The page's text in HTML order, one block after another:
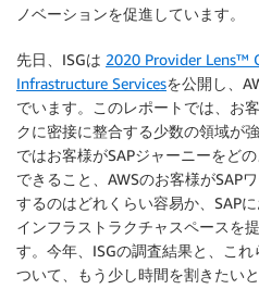
ノベーションを促進しています。
先日、ISGは 2020 Provider Lens™
Infrastructure Servicesを公開し、
でいます。このレポートでは、お
クに密接に整合する少数の領域が
ではお客様がSAPジャーニーをど
できること、AWSのお客様がSAP
するのはどれくらい容易か、SAP
インフラストラクチャスペースを
す。今年、ISGの調査結果と、こ
ついて、もう少し時間を割きたいと